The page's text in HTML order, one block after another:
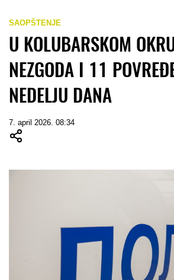
SAOPŠTENJE
U KOLUBARSKOM
NEZGODA I 11
NEDELJU DANA
7. april 2026. 08:34